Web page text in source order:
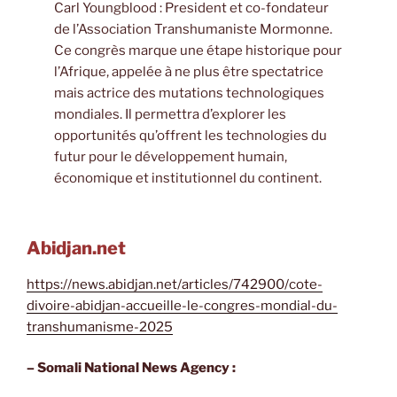
Carl Youngblood : President et co-fondateur
de l’Association Transhumaniste Mormonne.
Ce congrès marque une étape historique pour
l’Afrique, appelée à ne plus être spectatrice
mais actrice des mutations technologiques
mondiales. Il permettra d’explorer les
opportunités qu’offrent les technologies du
futur pour le développement humain,
économique et institutionnel du continent.
Abidjan.net
https://news.abidjan.net/articles/742900/cote-
divoire-abidjan-accueille-le-congres-mondial-du-
transhumanisme-2025
– Somali National News Agency :